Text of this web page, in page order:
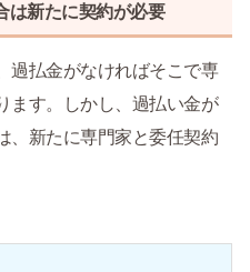
は新たに契約が必要
過払金がなければそこで専
ます。しかし、過払い金が
、新たに専門家と委任契約